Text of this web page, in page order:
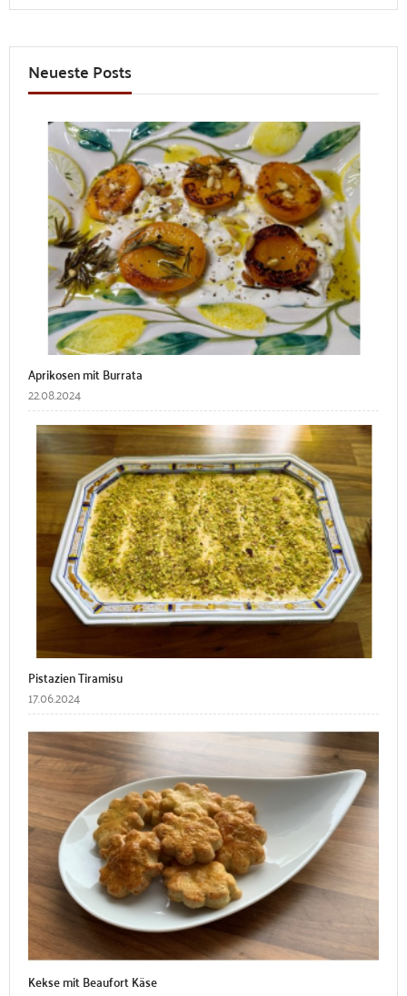
Neueste Posts
Aprikosen mit Burrata
22.08.2024
Pistazien Tiramisu
17.06.2024
Kekse mit Beaufort Käse